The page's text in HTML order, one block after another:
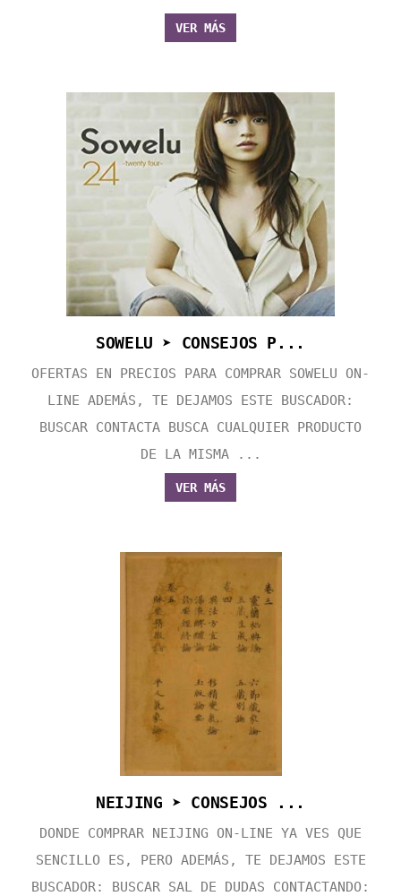
VER MÁS
SOWELU ➤ CONSEJOS P...
OFERTAS EN PRECIOS PARA COMPRAR SOWELU ON-
LINE ADEMÁS, TE DEJAMOS ESTE BUSCADOR:
BUSCAR CONTACTA BUSCA CUALQUIER PRODUCTO
DE LA MISMA ...
VER MÁS
NEIJING ➤ CONSEJOS ...
DONDE COMPRAR NEIJING ON-LINE YA VES QUE
SENCILLO ES, PERO ADEMÁS, TE DEJAMOS ESTE
BUSCADOR: BUSCAR SAL DE DUDAS CONTACTANDO: